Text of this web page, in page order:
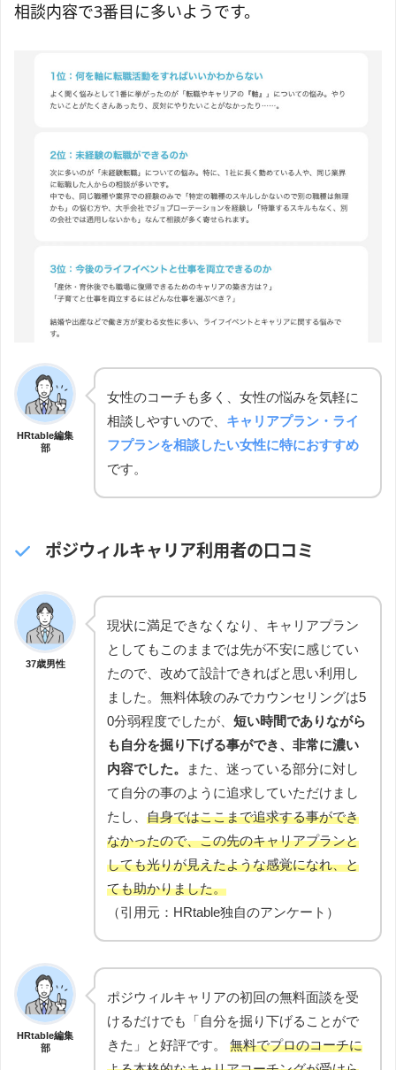
相談内容で3番目に多いようです。
HRtable編集
部
女性のコーチも多く、女性の悩みを気軽に
相談しやすいので、 キャリアプラン・ライ
フプランを相談したい女性に特におすすめ
です。
ポジウィルキャリア利用者の口コミ
37歳男性
現状に満足できなくなり、キャリアプラン
としてもこのままでは先が不安に感じてい
たので、改めて設計できればと思い利用し
ました。無料体験のみでカウンセリングは5
0分弱程度でしたが、 短い時間でありながら
も自分を掘り下げる事ができ、非常に濃い
内容でした。
また、迷っている部分に対し
て自分の事のように追求していただけまし
たし、 自身ではここまで追求する事ができ
なかったので、この先のキャリアプランと
しても光りが見えたような感覚になれ、と
ても助かりました。
（引用元：HRtable独自のアンケート）
HRtable編集
部
ポジウィルキャリアの初回の無料面談を受
けるだけでも「自分を掘り下げることがで
きた」と好評です。 無料でプロのコーチに